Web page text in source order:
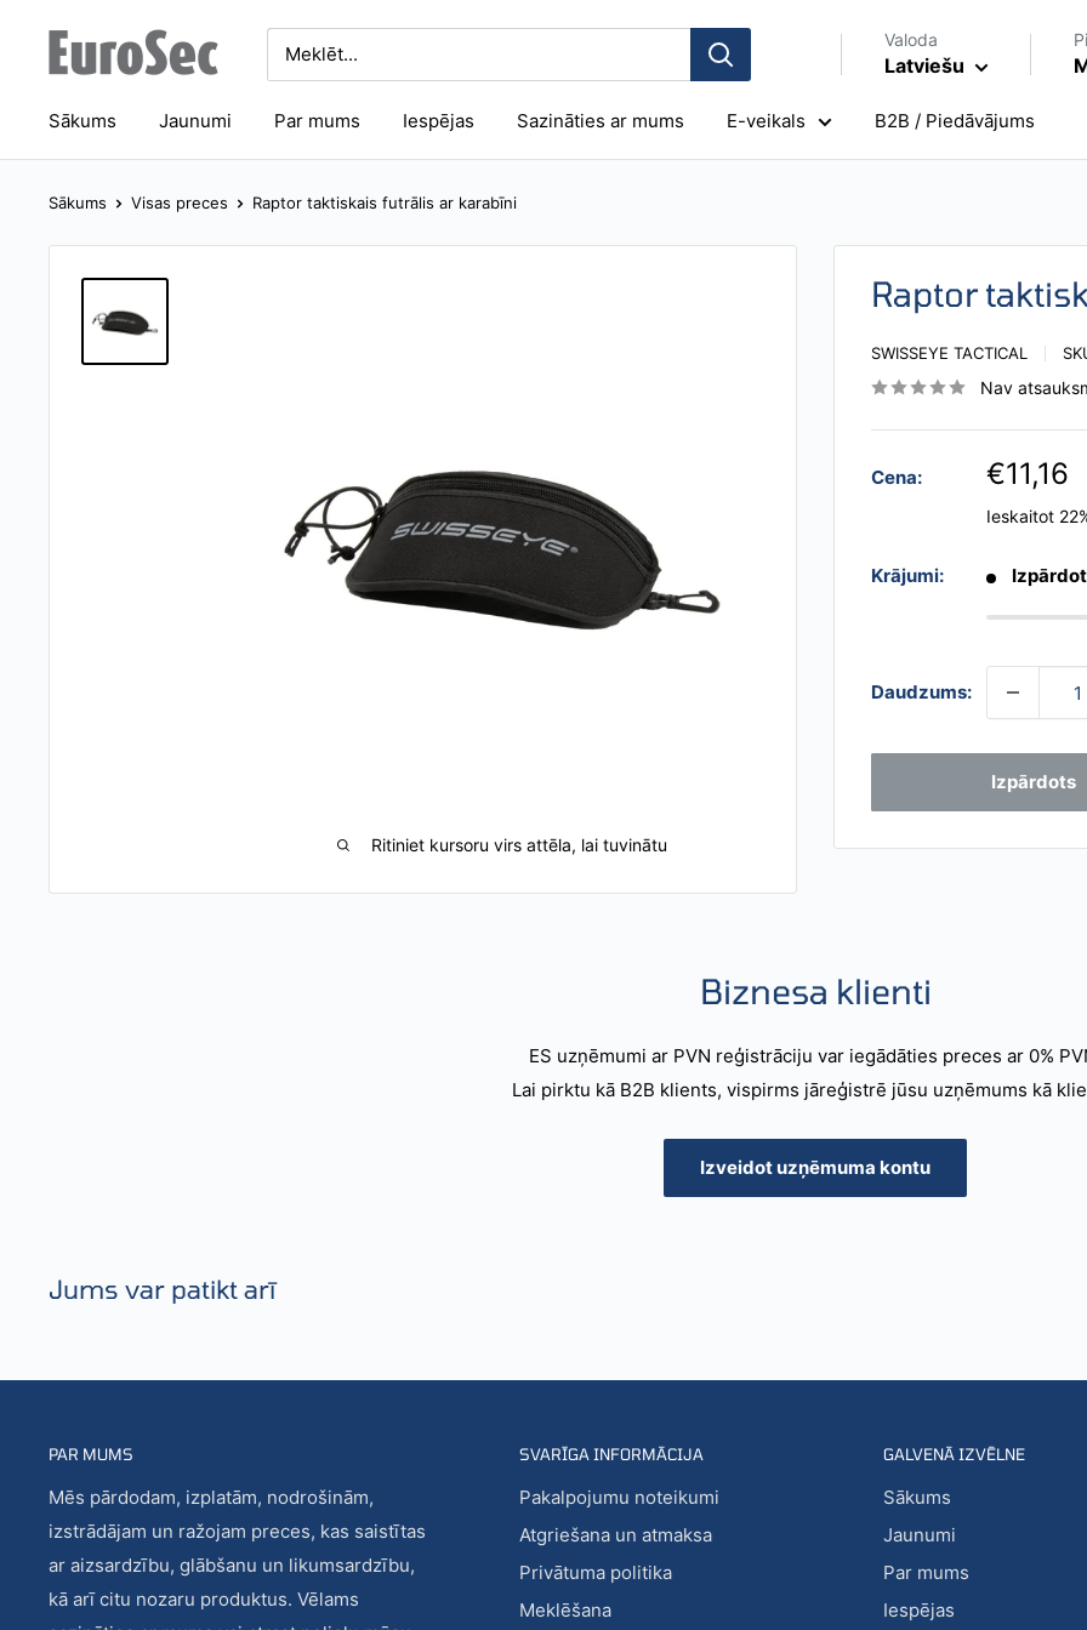
saturu
Eurosec Valoda
Latviešu
Sākums Jaunumi Par mums Iespējas Sazināties ar mums E-veikals B2B / Piedāvājums
Sākums Visas preces Raptor taktiskais futrālis ar karabīni
Ritiniet kursoru virs attēla, lai tuvinātu
Raptor
SWISSEYE TACTICAL
Nav
Cena: €11,16
Ieskaitot
Krājumi:
Daudzums:
Izpārdots
Biznesa klienti
ES uzņēmumi ar PVN reģistrāciju var iegādāties preces ar 0%
Lai pirktu kā B2B klients, vispirms jāreģistrē jūsu uzņēmums kā
Izveidot uzņēmuma kontu
Jums var patikt arī
PAR MUMS
Mēs pārdodam, izplatām, nodrošinām,
izstrādājam un ražojam preces, kas saistītas
ar aizsardzību, glābšanu un likumsardzību,
kā arī citu nozaru produktus. Vēlams
SVARĪGA INFORMĀCIJA
Pakalpojumu noteikumi
Atgriešana un atmaksa
Privātuma politika
Meklēšana
GALVENĀ IZVĒLNE
Sākums
Jaunumi
Par mums
Iespējas